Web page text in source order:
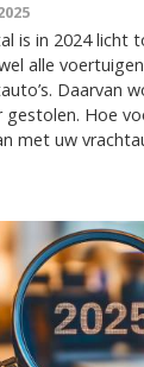
is in 2024 licht
alle
Daarvan
gestolen. Hoe
met uw